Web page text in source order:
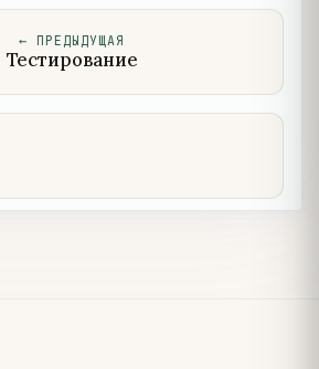
← ПРЕДЫДУЩАЯ
Тестирование